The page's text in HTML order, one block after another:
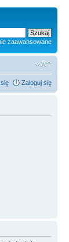
zaawansowane
Zaloguj się